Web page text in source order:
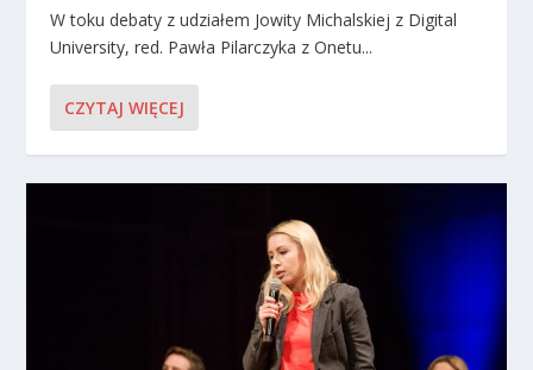
W toku debaty z udziałem Jowity Michalskiej z Digital
University, red. Pawła Pilarczyka z Onetu...
CZYTAJ WIĘCEJ